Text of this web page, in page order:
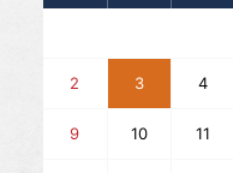
2 3 4
9 10 11